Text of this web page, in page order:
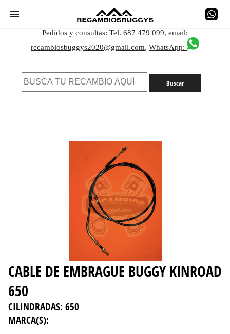
Pedidos y consultas: Tel. 687 479 099, email:
recambiosbuggys2020@gmail.com, WhatsApp:
CABLE DE EMBRAGUE BUGGY KINROAD
650
CILINDRADAS: 650
MARCA(S):